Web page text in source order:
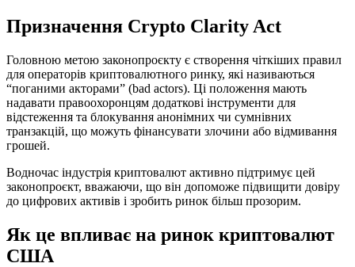
Призначення Crypto Clarity Act
Головною метою законопроєкту є створення чіткіших правил
для операторів криптовалютного ринку, які називаються
“поганими акторами” (bad actors). Ці положення мають
надавати правоохоронцям додаткові інструменти для
відстеження та блокування анонімних чи сумнівних
транзакцій, що можуть фінансувати злочини або відмивання
грошей.
Водночас індустрія криптовалют активно підтримує цей
законопроєкт, вважаючи, що він допоможе підвищити довіру
до цифрових активів і зробить ринок більш прозорим.
Як це впливає на ринок криптовалют
США